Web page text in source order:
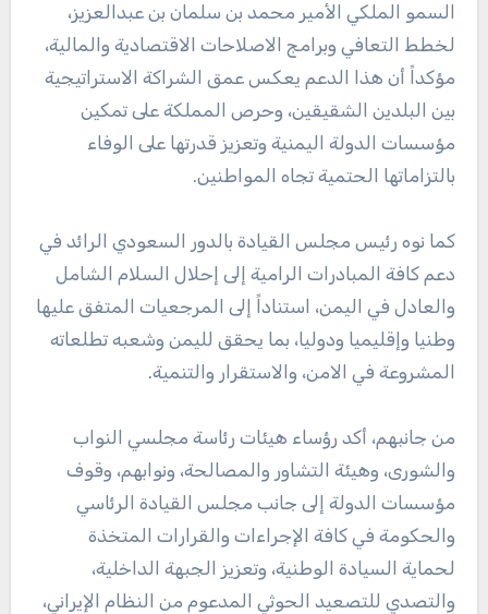
السمو الملكي الأمير محمد بن سلمان بن عبدالعزيز،
لخطط التعافي وبرامج الاصلاحات الاقتصادية والمالية،
مؤكداً أن هذا الدعم يعكس عمق الشراكة الاستراتيجية
بين البلدين الشقيقين، وحرص المملكة على تمكين
مؤسسات الدولة اليمنية وتعزيز قدرتها على الوفاء
بالتزاماتها الحتمية تجاه المواطنين.
كما نوه رئيس مجلس القيادة بالدور السعودي الرائد في
دعم كافة المبادرات الرامية إلى إحلال السلام الشامل
والعادل في اليمن، استناداً إلى المرجعيات المتفق عليها
وطنيا وإقليميا ودوليا، بما يحقق لليمن وشعبه تطلعاته
المشروعة في الامن، والاستقرار والتنمية.
من جانبهم، أكد رؤساء هيئات رئاسة مجلسي النواب
والشورى، وهيئة التشاور والمصالحة، ونوابهم، وقوف
مؤسسات الدولة إلى جانب مجلس القيادة الرئاسي
والحكومة في كافة الإجراءات والقرارات المتخذة
لحماية السيادة الوطنية، وتعزيز الجبهة الداخلية،
والتصدي للتصعيد الحوثي المدعوم من النظام الإيراني،